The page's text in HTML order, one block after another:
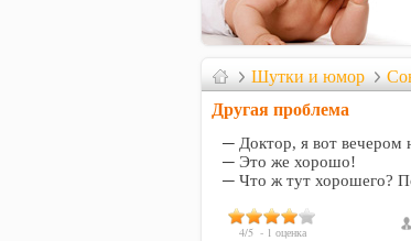
Шутки и юмор
Другая проблема
─ Доктор, я вот вечером
─ Это же хорошо!
─ Что ж тут хорошего?
4/5- 1 оценка